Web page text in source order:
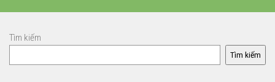
Tìm kiếm
Tìm kiếm